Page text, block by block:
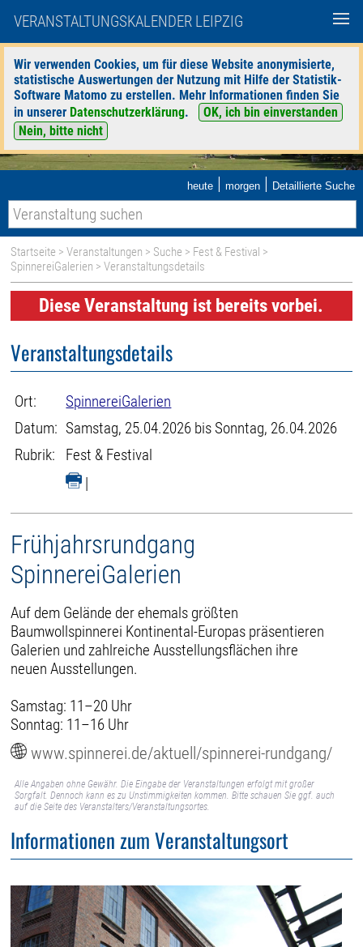
VERANSTALTUNGSKALENDER LEIPZIG
Wir verwenden Cookies, um für diese Website anonymisierte,
statistische Auswertungen der Nutzung mit Hilfe der Statistik-
Software Matomo zu erstellen. Mehr Informationen finden Sie
in unserer Datenschutzerklärung.
OK, ich bin einverstanden
Nein, bitte nicht
heute | morgen | Detaillierte Suche
Startseite >Veranstaltungen > Suche > Fest & Festival >
SpinnereiGalerien > Veranstaltungsdetails
Diese Veranstaltung ist bereits vorbei.
Veranstaltungsdetails
Ort:
SpinnereiGalerien
Datum: Samstag, 25.04.2026 bis Sonntag, 26.04.2026
Rubrik:
Fest & Festival
|
Frühjahrsrundgang
SpinnereiGalerien
Auf dem Gelände der ehemals größten
Baumwollspinnerei Kontinental-Europas präsentieren
Galerien und zahlreiche Ausstellungsflächen ihre
neuen Ausstellungen.
Samstag: 11–20 Uhr
Sonntag: 11–16 Uhr
www.spinnerei.de/aktuell/spinnerei-rundgang/
Alle Angaben ohne Gewähr. Die Eingabe der Veranstaltungen erfolgt mit großer
Sorgfalt. Dennoch kann es zu Unstimmigkeiten kommen. Bitte schauen Sie ggf. auch
auf die Seite des Veranstalters/Veranstaltungsortes.
Informationen zum Veranstaltungsort